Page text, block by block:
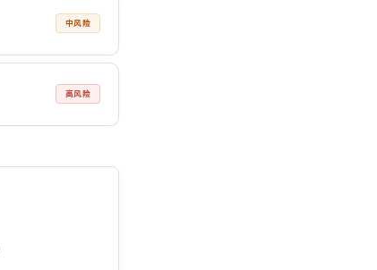
中风险
高风险